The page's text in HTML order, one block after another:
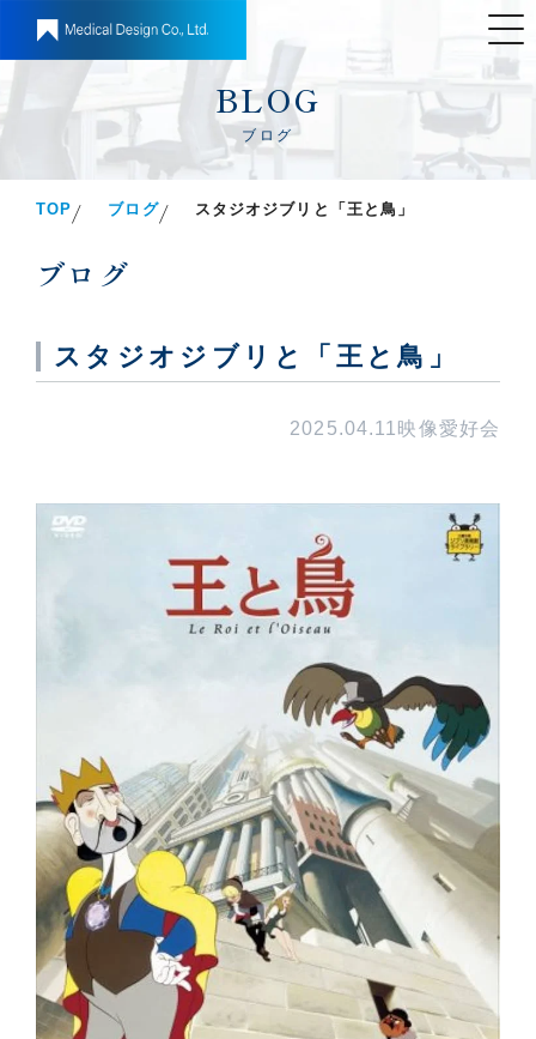
BLOG
ブログ
TOP ブログ スタジオジブリと「王と鳥」
ブログ
スタジオジブリと「王と鳥」
2025.04.11 映像愛好会